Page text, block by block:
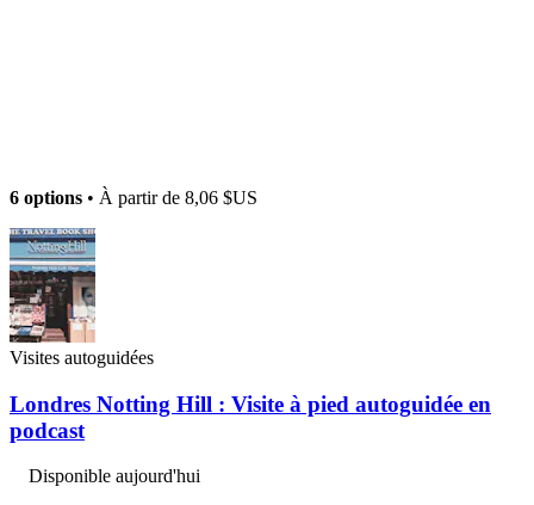
6 options • À partir de 8,06 $US
Visites autoguidées
Londres Notting Hill : Visite à pied autoguidée en
podcast
Disponible aujourd'hui